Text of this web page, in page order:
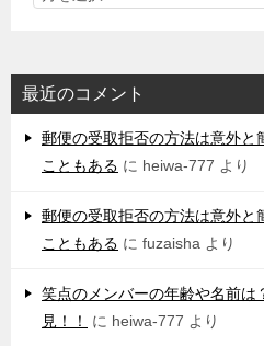
最近のコメント
郵便の受取拒否の方法は意外と
こともある に heiwa-777 より
郵便の受取拒否の方法は意外と
こともある に fuzaisha より
笑点のメンバーの年齢や名前は
見！！
に heiwa-777 より